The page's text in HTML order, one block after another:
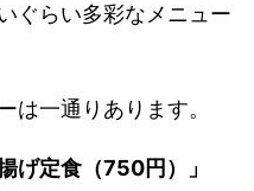
ぐらい多彩なメニュー
は一通りあります。
揚げ定食（750円）」